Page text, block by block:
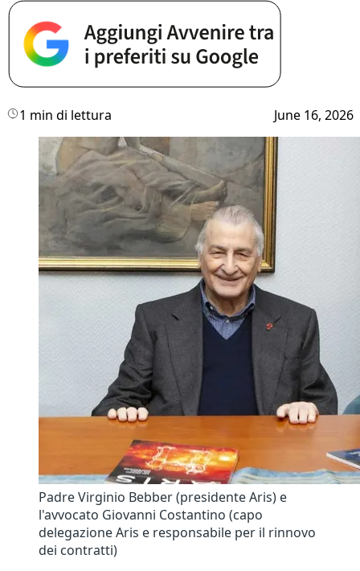
1 min di lettura June 16, 2026
Padre Virginio Bebber (presidente Aris) e
l'avvocato Giovanni Costantino (capo
delegazione Aris e responsabile per il rinnovo
dei contratti)